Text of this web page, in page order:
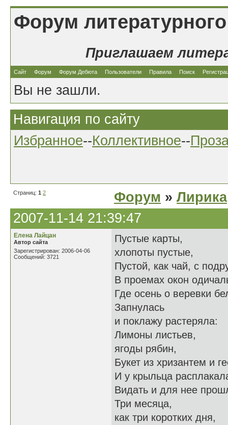
Форум
Приглашаем
Сайт Форум Форум Дебюта Пользователи Правила Поиск
Вы не зашли.
Навигация по сайту
Избранное--Коллективное--
Страниц: 1 2 Форум » Лирика
2007-11-14 21:39:47
Елена Лайцан
Автор сайта
Зарегистрирован: 2006-04-06
Сообщений: 3721
Пустые карты,
хлопоты пустые,
Пустой, как чай, с
В проемах окон
Где осень о веревки
Запнулась
и поклажу растеряла:
Лимоны листьев,
ягоды рябин,
Букет из хризантем и
И у крыльца
Видать и для нее
Три месяца,
как три коротких дня,